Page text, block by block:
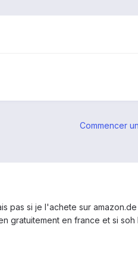
Commencer
pas si je l'achete sur
gratuitement en france et si